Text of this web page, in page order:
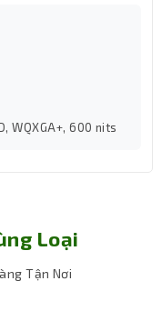
WQXGA+, 600 nits
Loại
Tận Nơi